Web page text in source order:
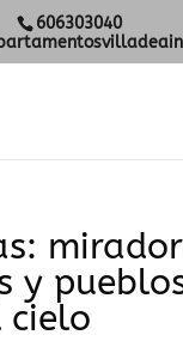
606303040
y
cielo